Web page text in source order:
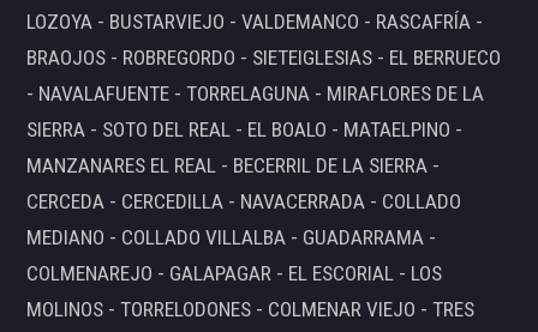
LOZOYA - BUSTARVIEJO - VALDEMANCO - RASCAFRÍA -
BRAOJOS - ROBREGORDO - SIETEIGLESIAS - EL BERRUECO
- NAVALAFUENTE - TORRELAGUNA - MIRAFLORES DE LA
SIERRA - SOTO DEL REAL - EL BOALO - MATAELPINO -
MANZANARES EL REAL - BECERRIL DE LA SIERRA -
CERCEDA - CERCEDILLA - NAVACERRADA - COLLADO
MEDIANO - COLLADO VILLALBA - GUADARRAMA -
COLMENAREJO - GALAPAGAR - EL ESCORIAL - LOS
MOLINOS - TORRELODONES - COLMENAR VIEJO - TRES